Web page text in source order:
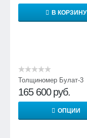
В КОРЗИНУ
Толщиномер Булат-3
165 600 руб.
ОПЦИИ